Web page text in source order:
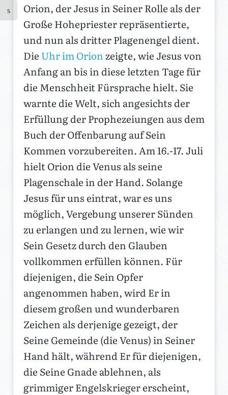
Orion, der Jesus in Seiner Rolle als der
Große Hohepriester repräsentierte,
und nun als dritter Plagenengel dient.
Die Uhr im Orionzeigte, wie Jesus von
Anfang an bis in diese letzten Tage für
die Menschheit Fürsprache hielt. Sie
warnte die Welt, sich angesichts der
Erfüllung der Prophezeiungen aus dem
Buch der Offenbarung auf Sein
Kommen vorzubereiten. Am 16.-17. Juli
hielt Orion die Venus als seine
Plagenschale in der Hand. Solange
Jesus für uns eintrat, war es uns
möglich, Vergebung unserer Sünden
zu erlangen und zu lernen, wie wir
Sein Gesetz durch den Glauben
vollkommen erfüllen können. Für
diejenigen, die Sein Opfer
angenommen haben, wird Er in
diesem großen und wunderbaren
Zeichen als derjenige gezeigt, der
Seine Gemeinde (die Venus) in Seiner
Hand hält, während Er für diejenigen,
die Seine Gnade ablehnen, als
grimmiger Engelskrieger erscheint,